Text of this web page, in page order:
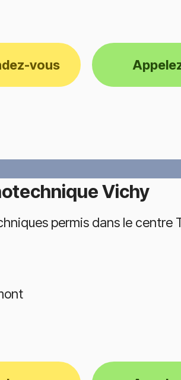
vous
Vichy
permis dans le